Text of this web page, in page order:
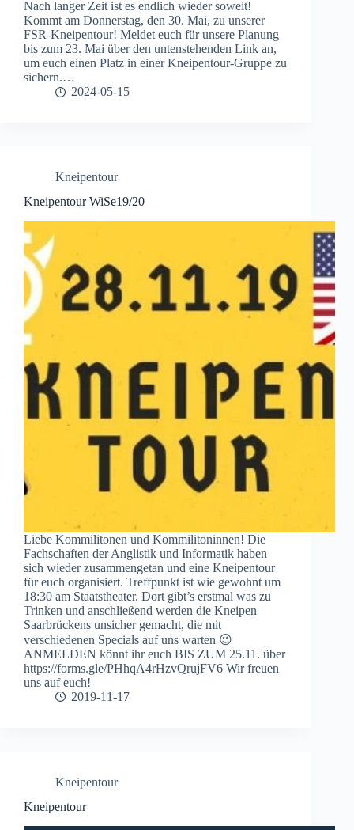
Nach langer Zeit ist es endlich wieder soweit!
Kommt am Donnerstag, den 30. Mai, zu unserer
FSR-Kneipentour! Meldet euch für unsere Planung
bis zum 23. Mai über den untenstehenden Link an,
um euch einen Platz in einer Kneipentour-Gruppe zu
sichern.…
2024-05-15
Kneipentour
Kneipentour WiSe19/20
Liebe Kommilitonen und Kommilitoninnen! Die
Fachschaften der Anglistik und Informatik haben
sich wieder zusammengetan und eine Kneipentour
für euch organisiert. Treffpunkt ist wie gewohnt um
18:30 am Staatstheater. Dort gibt’s erstmal was zu
Trinken und anschließend werden die Kneipen
Saarbrückens unsicher gemacht, die mit
verschiedenen Specials auf uns warten 😉
ANMELDEN könnt ihr euch BIS ZUM 25.11. über
https://forms.gle/PHhqA4rHzvQrujFV6 Wir freuen
uns auf euch!
2019-11-17
Kneipentour
Kneipentour